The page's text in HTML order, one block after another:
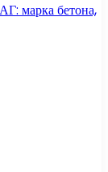
марка бетона,